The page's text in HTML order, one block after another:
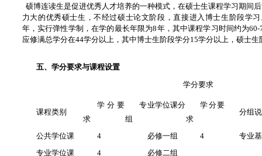
硕博连读生是促进优秀人才培养的一种模式，在硕士生课程学习期间
力大的优秀硕士生，不经过硕士论文阶段，直接进入博士生阶段学
年，实行弹性学制，在学的最长年限为8年，其中课程学习时间约为
应修满总学分在44学分以上，其中博士生阶段学分15学分以上，硕士
五、学分要求与课程设置
学分要求
课程类别
学分要
求
专业学位课分
组
学分要
求
分组
公共学位课 4 必修一组 4
专业
专业学位课
4
必修二组